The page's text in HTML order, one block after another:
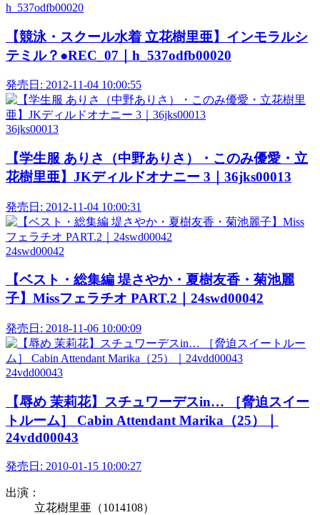
h_537odfb00020
【競泳・スクール水着 立花樹里亜】インモラルシ
テミル？●REC_07｜h_537odfb00020
発売日: 2012-11-04 10:00:55
36jks00013
【学生服 ありさ（中野ありさ）・このみ優愛・立
花樹里亜】JKディルドオナニー 3｜36jks00013
発売日: 2012-11-04 10:00:31
24swd00042
【ベスト・総集編 堤さやか・夏樹友香・菊池麗
子】Missフェラチオ PART.2｜24swd00042
発売日: 2018-11-06 10:00:09
24vdd00043
【辱め 茉莉花】スチュワーデスin… ［脅迫スイー
トルーム］ Cabin Attendant Marika（25）｜
24vdd00043
発売日: 2010-01-15 10:00:27
出演：
立花樹里亜（1014108）